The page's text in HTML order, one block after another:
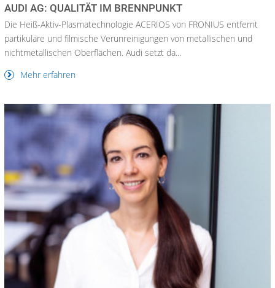
AUDI AG: QUALITÄT IM BRENNPUNKT
Die Heiß-Aktiv-Plasmatechnologie ACERIOS von FRONIUS entfernt
partikuläre und filmische Verunreinigungen von metallischen und
nichtmetallischen Oberflächen. Audi setzt da...
Mehr erfahren